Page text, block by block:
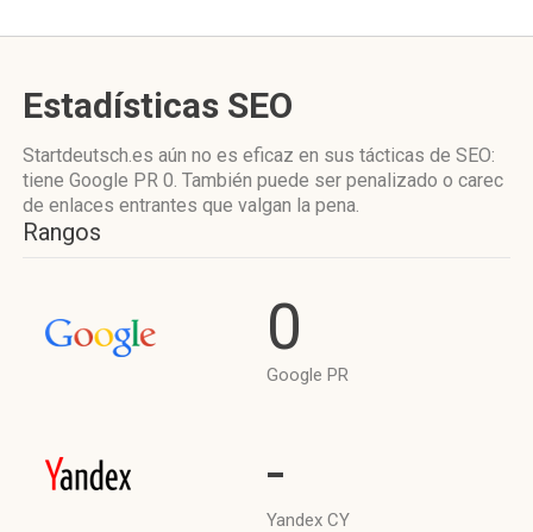
Estadísticas SEO
Startdeutsch.es aún no es eficaz en sus tácticas de SEO:
tiene Google PR 0. También puede ser penalizado o carec
de enlaces entrantes que valgan la pena.
Rangos
0
Google PR
-
Yandex CY